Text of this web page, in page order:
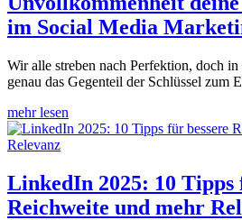
im Social Media
Wir alle streben nach Perfektion, doch
genau das Gegenteil der Schlüssel zum
mehr lesen
LinkedIn 2025: 10 Tipps
Reichweite und mehr